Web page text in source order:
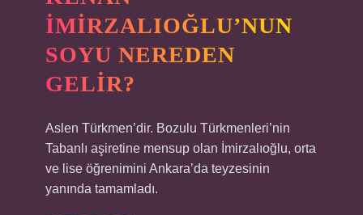
İMIRZALIOĞLU’NUN
SOYU NEREDEN
GELIR?
Aslen Türkmen’dir. Bozulu Türkmenleri’nin
Tabanlı aşiretine mensup olan İmirzalıoğlu, orta
ve lise öğrenimini Ankara’da teyzesinin
yanında tamamladı.